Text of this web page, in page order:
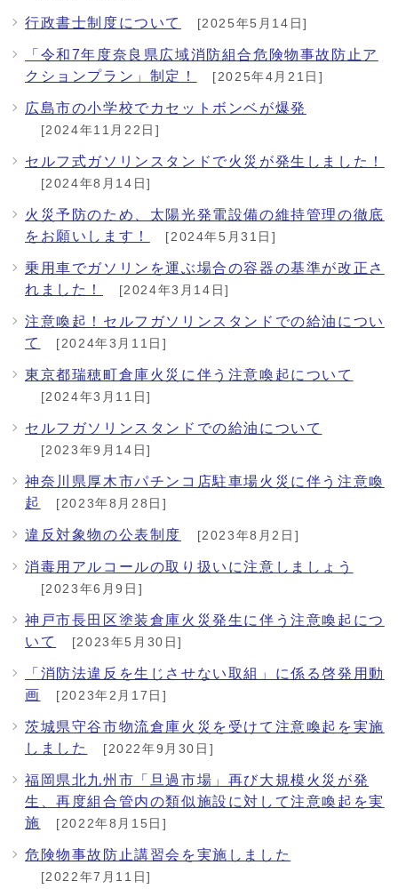
行政書士制度について [2025年5月14日]
「令和7年度奈良県広域消防組合危険物事故防止ア
クションプラン」制定！
[2025年4月21日]
広島市の小学校でカセットボンベが爆発
[2024年11月22日]
セルフ式ガソリンスタンドで火災が発生しました！
[2024年8月14日]
火災予防のため、太陽光発電設備の維持管理の徹底
をお願いします！
[2024年5月31日]
乗用車でガソリンを運ぶ場合の容器の基準が改正さ
れました！
[2024年3月14日]
注意喚起！セルフガソリンスタンドでの給油につい
て
[2024年3月11日]
東京都瑞穂町倉庫火災に伴う注意喚起について
[2024年3月11日]
セルフガソリンスタンドでの給油について
[2023年9月14日]
神奈川県厚木市パチンコ店駐車場火災に伴う注意喚
起
[2023年8月28日]
違反対象物の公表制度 [2023年8月2日]
消毒用アルコールの取り扱いに注意しましょう
[2023年6月9日]
神戸市長田区塗装倉庫火災発生に伴う注意喚起につ
いて
[2023年5月30日]
「消防法違反を生じさせない取組」に係る啓発用動
画
[2023年2月17日]
茨城県守谷市物流倉庫火災を受けて注意喚起を実施
しました
[2022年9月30日]
福岡県北九州市「旦過市場」再び大規模火災が発
生、再度組合管内の類似施設に対して注意喚起を実
施
[2022年8月15日]
危険物事故防止講習会を実施しました
[2022年7月11日]